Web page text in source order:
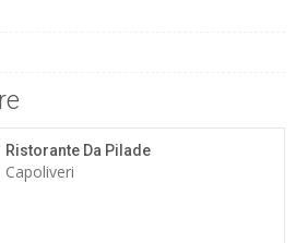
Ristorante Da Pilade
Capoliveri